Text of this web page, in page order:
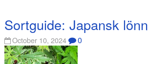
Sortguide: Japansk lönn
October 10, 2024 0